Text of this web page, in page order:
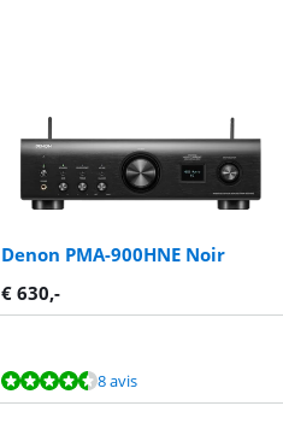
Denon PMA-900HNE Noir
€ 630,-
8 avis